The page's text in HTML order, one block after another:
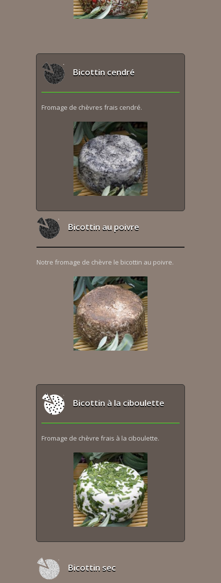
Bicottin cendré
Fromage de chèvres frais cendré.
Bicottin au poivre
Notre fromage de chèvre le bicottin au poivre.
Bicottin à la ciboulette
Fromage de chèvre frais à la ciboulette.
Bicottin sec